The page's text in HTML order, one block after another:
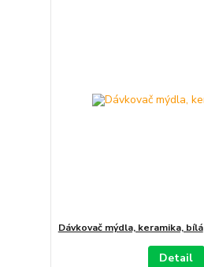
Dávkovač mýdla, keramika, bílá
Detail